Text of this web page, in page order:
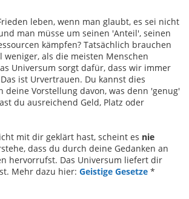
leben, wenn man glaubt, es sei nicht
man müsse um seinen 'Anteil', seinen
kämpfen? Tatsächlich brauchen
weniger, als die meisten Menschen
Universum sorgt dafür, dass wir immer
ist Urvertrauen. Du kannst dies
deine Vorstellung davon, was denn 'genug'
du ausreichend Geld, Platz oder
mit dir geklärt hast, scheint es nie
dass du durch deine Gedanken an
hervorrufst. Das Universum liefert dir
Mehr dazu hier: Geistige Gesetze *